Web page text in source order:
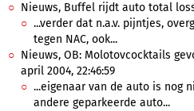
Nieuws, Buffel rijdt auto total
...verder dat n.a.v. pijntjes,
tegen NAC, ook...
Nieuws, OB: Molotovcocktails
april 2004, 22:46:59
...eigenaar van de auto is nog
andere geparkeerde auto...